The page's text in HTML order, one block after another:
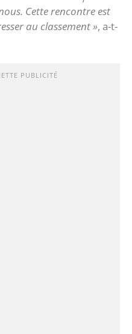
Cette rencontre est
au classement », a-t-
PUBLICITÉ